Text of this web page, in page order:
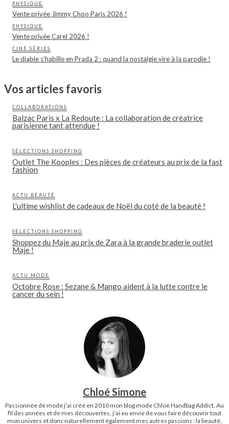
PHYSIQUE
Vente privée Jimmy Choo Paris 2026 !
PHYSIQUE
Vente privée Carel 2026 !
CINÉ SÉRIES
Le diable s’habille en Prada 2 : quand la nostalgie vire à la parodie !
Vos articles favoris
COLLABORATIONS
Balzac Paris x La Redoute : La collaboration de créatrice
parisienne tant attendue !
SÉLECTIONS SHOPPING
Outlet The Kooples : Des pièces de créateurs au prix de la fast
fashion
ACTU BEAUTÉ
L'ultime wishlist de cadeaux de Noël du coté de la beauté !
SÉLECTIONS SHOPPING
Shoppez du Maje au prix de Zara à la grande braderie outlet
Maje !
ACTU MODE
Octobre Rose : Sezane & Mango aident à la lutte contre le
cancer du sein !
Chloé Simone
Passionnée de mode j'ai créé en 2010 mon blog mode Chloe Handbag Addict. Au
fil des années et de mes découvertes, j'ai eu envie de vous faire découvrir tout
mon univers et donc naturellement également mes autres passions : la beauté,